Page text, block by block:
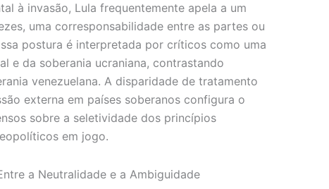
à invasão, Lula frequentemente apela a um
uma corresponsabilidade entre as partes ou
postura é interpretada por críticos como uma
e da soberania ucraniana, contrastando
venezuelana. A disparidade de tratamento
externa em países soberanos configura o
sobre a seletividade dos princípios
em jogo.
a Neutralidade e a Ambiguidade